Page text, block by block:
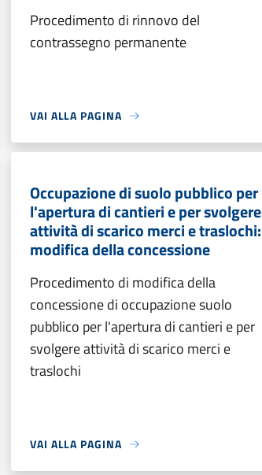
Procedimento di rinnovo del
contrassegno permanente
VAI ALLA PAGINA
Occupazione di suolo pubblico per
l'apertura di cantieri e per svolgere
attività di scarico merci e traslochi:
modifica della concessione
Procedimento di modifica della
concessione di occupazione suolo
pubblico per l'apertura di cantieri e per
svolgere attività di scarico merci e
traslochi
VAI ALLA PAGINA